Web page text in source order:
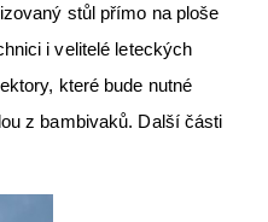
stůl přímo na ploše
i velitelé leteckých
které bude nutné
z bambivaků. Další části